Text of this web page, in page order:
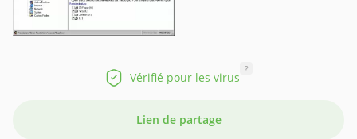
Vérifié pour les virus
?
Lien de partage